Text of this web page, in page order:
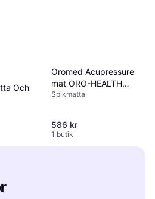
Och
Oromed Acupressure
mat ORO-HEALTH
colour green
Spikmatta
586 kr
1 butik